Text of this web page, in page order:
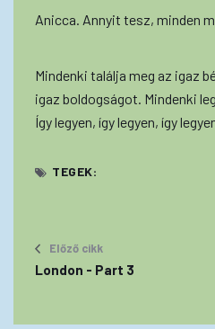
Anicca. Annyit tesz, minden
Mindenki találja meg az igaz
igaz boldogságot. Mindenki
Így legyen, így legyen, így
TEGEK:
Előző cikk
London - Part 3